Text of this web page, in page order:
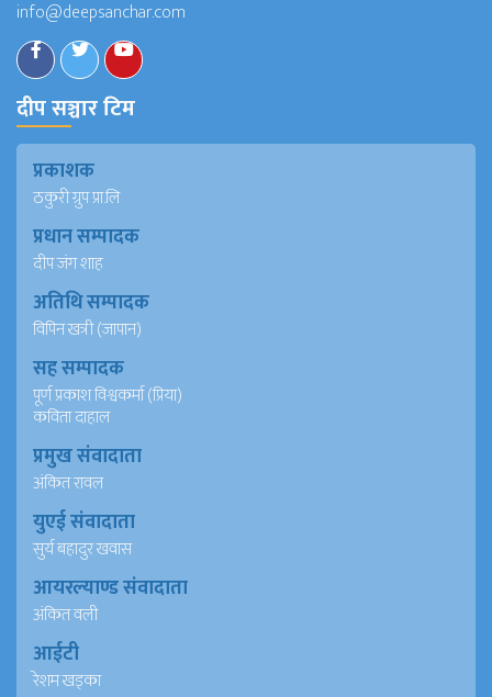
info@deepsanchar.com
दीप सञ्चार टिम
प्रकाशक
ठकुरी ग्रुप प्रा.लि
प्रधान सम्पादक
दीप जंग शाह
अतिथि सम्पादक
विपिन खत्री (जापान)
सह सम्पादक
पूर्ण प्रकाश विश्वकर्मा (प्रिया)
कविता दाहाल
प्रमुख संवादाता
अंकित रावल
युएई संवादाता
सुर्य बहादुर खवास
आयरल्याण्ड संवादाता
अंकित वली
आईटी
रेशम खड्का